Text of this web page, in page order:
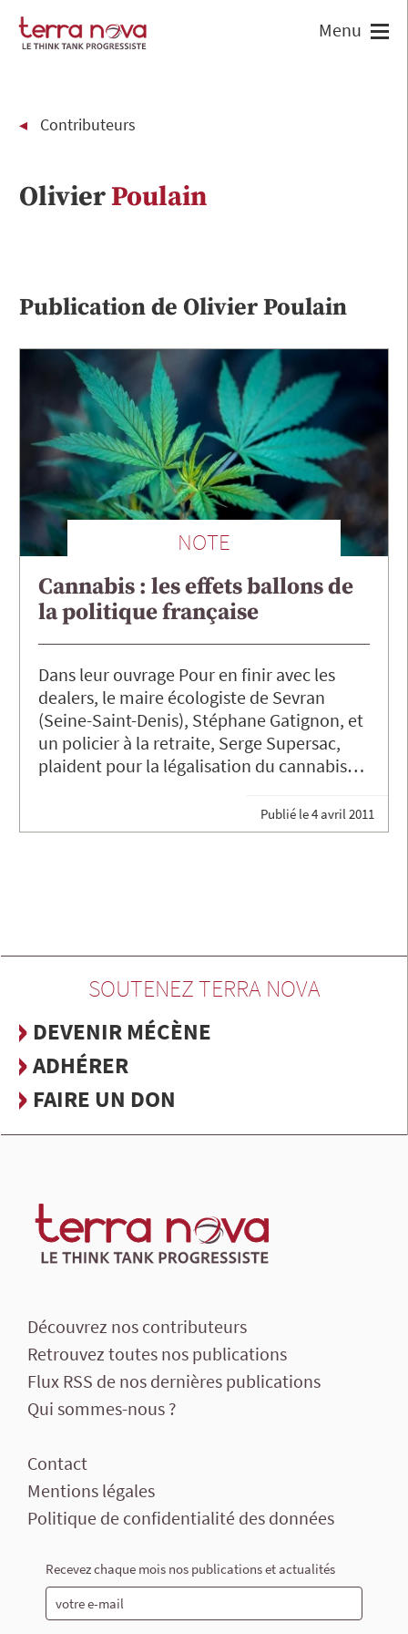
Contributeurs
OlivierPoulain
Publication de OlivierPoulain
NOTE
Cannabis : les effets ballons de
la politique française
Dans leur ouvrage Pour en finir avec les
dealers, le maire écologiste de Sevran
(Seine-Saint-Denis), Stéphane Gatignon, et
un policier à la retraite, Serge Supersac,
plaident pour la légalisation du cannabis…
Publié le4 avril 2011
SOUTENEZ TERRA NOVA
DEVENIR MÉCÈNE
ADHÉRER
FAIRE UN DON
Découvrez nos contributeurs
Retrouvez toutes nos publications
Flux RSS de nos dernières publications
Qui sommes-nous ?
Contact
Mentions légales
Politique de confidentialité des données
Recevez chaque mois nos publications et actualités